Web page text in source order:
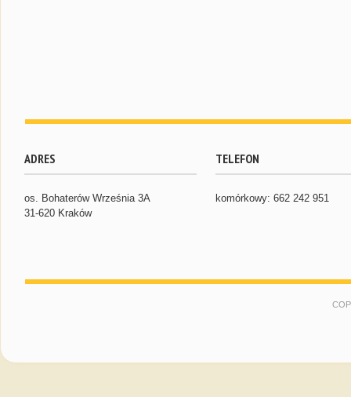
ADRES
os. Bohaterów Września 3A
31-620 Kraków
TELEFON
komórkowy: 662 242 951